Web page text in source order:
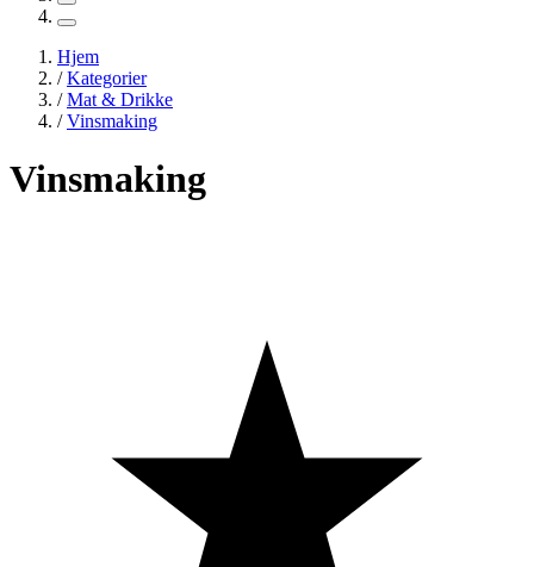
Hjem
/Kategorier
/Mat & Drikke
/Vinsmaking
Vinsmaking